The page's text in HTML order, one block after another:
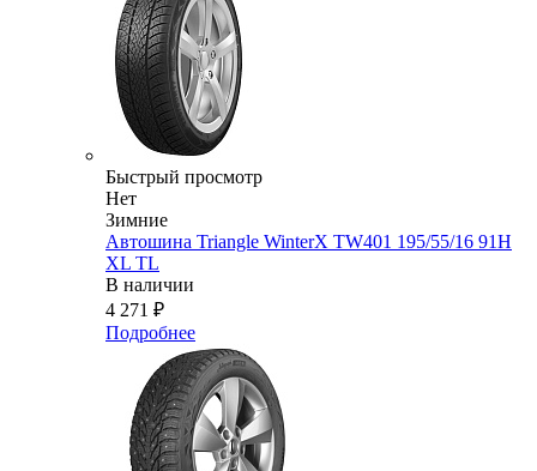
Быстрый просмотр
Нет
Зимние
Автошина Triangle WinterX TW401 195/55/16 91H
XL TL
В наличии
4 271 ₽
Подробнее